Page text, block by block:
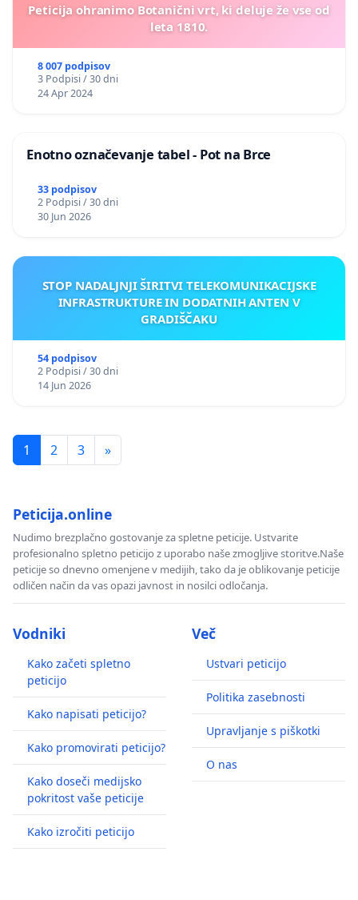
Peticija ohranimo Botanični vrt, ki deluje že vse od
leta 1810.
8 007 podpisov
3 Podpisi / 30 dni
24 Apr 2024
Enotno označevanje tabel - Pot na Brce
33 podpisov
2 Podpisi / 30 dni
30 Jun 2026
STOP NADALJNJI ŠIRITVI TELEKOMUNIKACIJSKE
INFRASTRUKTURE IN DODATNIH ANTEN V
GRADIŠČAKU
54 podpisov
2 Podpisi / 30 dni
14 Jun 2026
1 2 3 »
Peticija.online
Nudimo brezplačno gostovanje za spletne peticije. Ustvarite
profesionalno spletno peticijo z uporabo naše zmogljive storitve.Naše
peticije so dnevno omenjene v medijih, tako da je oblikovanje peticije
odličen način da vas opazi javnost in nosilci odločanja.
Vodniki
Kako začeti spletno
peticijo
Kako napisati peticijo?
Kako promovirati peticijo?
Kako doseči medijsko
pokritost vaše peticije
Kako izročiti peticijo
Več
Ustvari peticijo
Politika zasebnosti
Upravljanje s piškotki
O nas